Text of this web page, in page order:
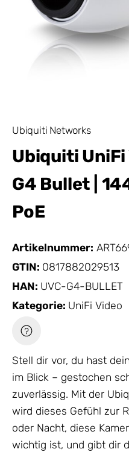
Ubiquiti Networks
Ubiquiti UniFi
G4 Bullet |
PoE
Artikelnummer:
GTIN: 0817882029513
HAN: UVC-G4-BULLET
Kategorie: UniFi Video
Stell dir vor, du hast
im Blick – gestochen
zuverlässig. Mit der
wird dieses Gefühl zur
oder Nacht, diese
wichtig ist, und gibt dir